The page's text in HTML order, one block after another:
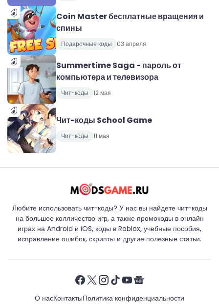
Coin Master бесплатные вращения и
спины
Подарочные коды 03 апреля
Summertime Saga - пароль от
компьютера и телевизора
Чит-коды 12 мая
Чит-коды School Game
Чит-коды 11 мая
Любите использовать чит-коды? У нас вы найдете чит-коды
на большое колличество игр, а также промокоды в онлайн
играх на Android и iOS, коды в Roblox, учебные пособия,
исправление ошибок, скрипты и другие полезные статьи.
О насКонтактыПолитика конфиденциальности